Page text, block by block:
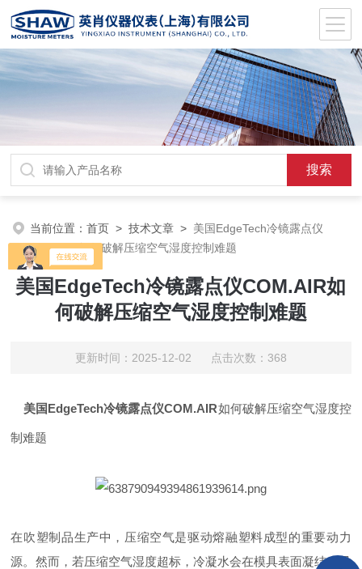
当前位置：首页 >技术文章 > 美国EdgeTech冷镜露点仪
COM.AIR如何破解压缩空气湿度控制难题
美国EdgeTech冷镜露点仪COM.AIR如
何破解压缩空气湿度控制难题
更新时间：2025-12-02 点击次数：368
美国EdgeTech冷镜露点仪COM.AIR如何破解压缩空气湿度控
制难题
在吹塑制品生产中，压缩空气是驱动熔融塑料成型的重要动力
源。然而，若压缩空气湿度超标，冷凝水会在模具表面凝结，导